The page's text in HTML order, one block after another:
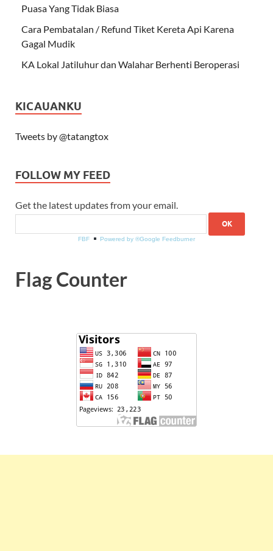
Puasa Yang Tidak Biasa
Cara Pembatalan / Refund Tiket Kereta Api Karena
Gagal Mudik
KA Lokal Jatiluhur dan Walahar Berhenti Beroperasi
KICAUANKU
Tweets by @tatangtox
FOLLOW MY FEED
Get the latest updates from your email.
FBF Powered by ®Google Feedburner
Flag Counter